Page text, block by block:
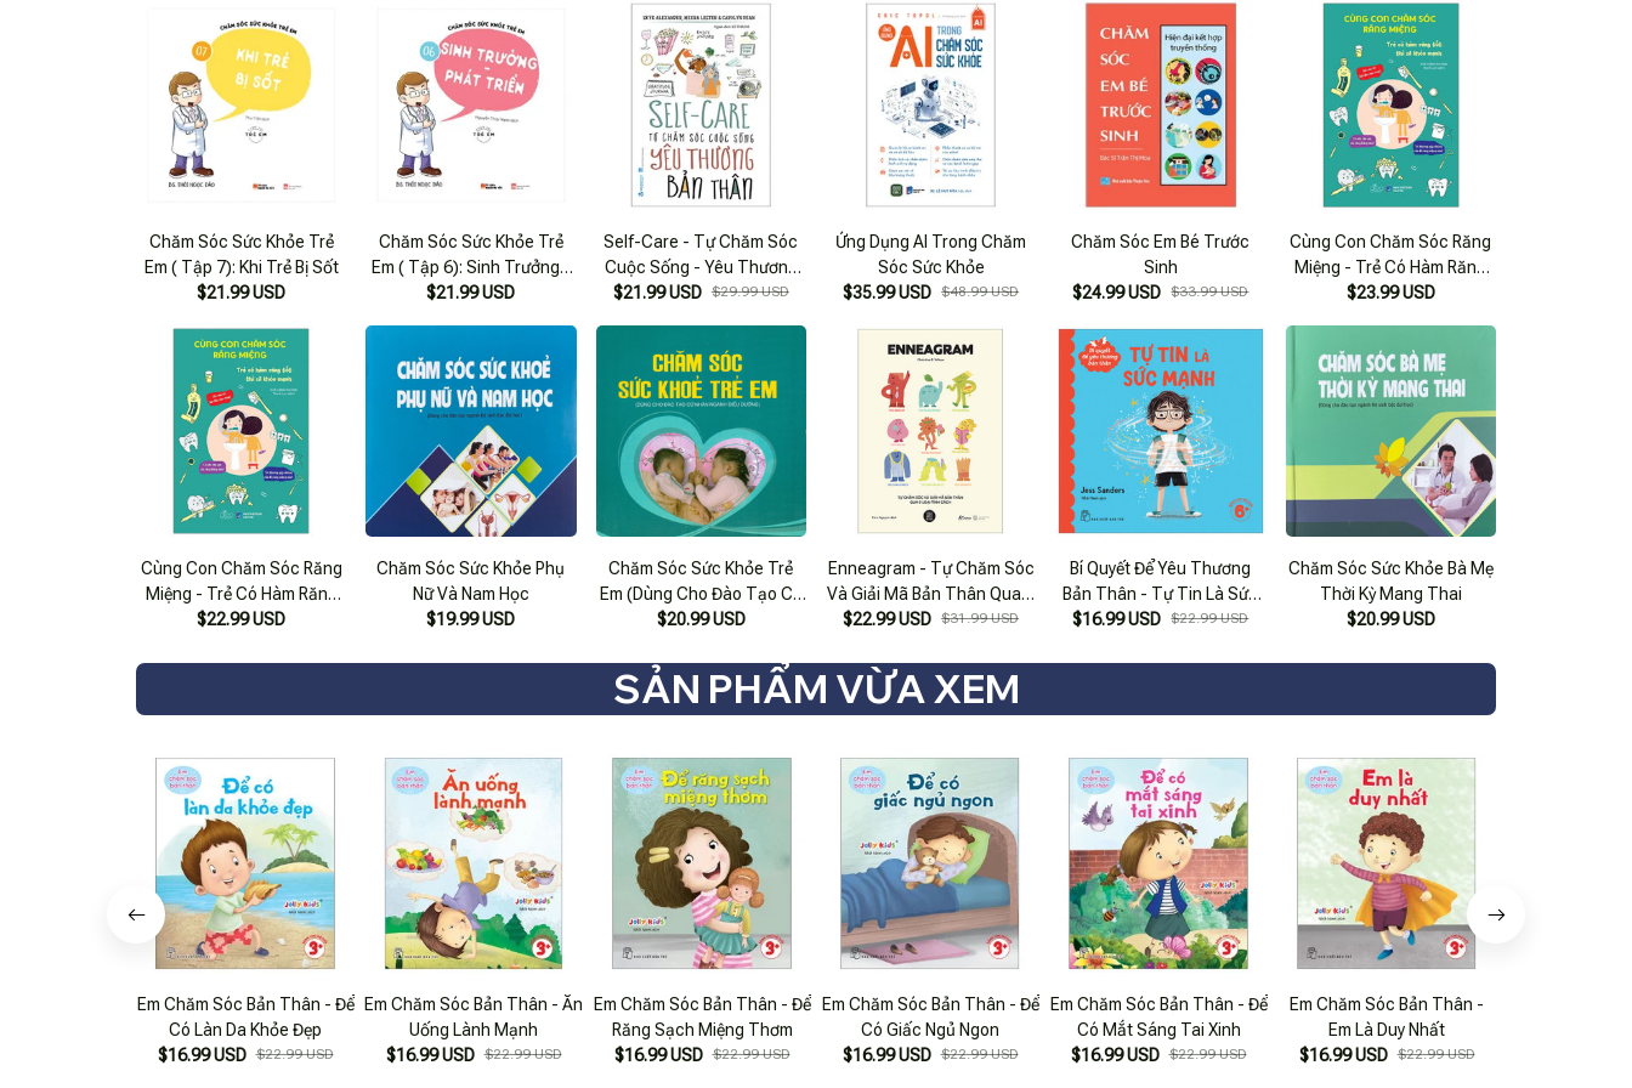
Chăm Sóc Sức Khỏe Trẻ
Em ( Tập 7): Khi Trẻ Bị Sốt
$21.99 USD
Chăm Sóc Sức Khỏe Trẻ
Em ( Tập 6): Sinh Trưởng -
Phát Triển
$21.99 USD
Self-Care - Tự Chăm Sóc
Cuộc Sống - Yêu Thương
Bản Thân (Tái Bản 2025)
$21.99 USD $29.99 USD
Ứng Dụng AI Trong Chăm
Sóc Sức Khỏe
$35.99 USD $48.99 USD
Chăm Sóc Em Bé Trước
Sinh
$24.99 USD
$33.99 USD
Cùng Con Chăm Sóc Răng
Miệng - Trẻ Có Hàm Răng
Tốt Thì Sẽ Khỏe Mạnh
$23.99 USD
Cùng Con Chăm Sóc Răng
Miệng - Trẻ Có Hàm Răng
Tốt Thì Sẽ Khỏe Mạnh
$22.99 USD
Chăm Sóc Sức Khỏe Phụ
Nữ Và Nam Học
$19.99 USD
Chăm Sóc Sức Khỏe Trẻ
Em (Dùng Cho Đào Tạo Cử
Nhân Ngành Điều Dưỡng)
$20.99 USD
Enneagram - Tự Chăm Sóc
Và Giải Mã Bản Thân Qua 9
Loại Tính Cách
$22.99 USD $31.99 USD
Bí Quyết Để Yêu Thương
Bản Thân - Tự Tin Là Sức
Mạnh
$16.99 USD $22.99 USD
Chăm Sóc Sức Khỏe Bà Mẹ
Thời Kỳ Mang Thai
$20.99 USD
SẢN PHẨM VỪA XEM
Em Chăm Sóc Bản Thân - Để
Có Làn Da Khỏe Đẹp
$16.99 USD $22.99 USD
Em Chăm Sóc Bản Thân - Ăn
Uống Lành Mạnh
$16.99 USD $22.99 USD
Em Chăm Sóc Bản Thân - Để
Răng Sạch Miệng Thơm
$16.99 USD $22.99 USD
Em Chăm Sóc Bản Thân - Để
Có Giấc Ngủ Ngon
$16.99 USD $22.99 USD
Em Chăm Sóc Bản Thân - Để
Có Mắt Sáng Tai Xinh
$16.99 USD $22.99 USD
Em Chăm Sóc Bản Thân -
Em Là Duy Nhất
$16.99 USD $22.99 USD